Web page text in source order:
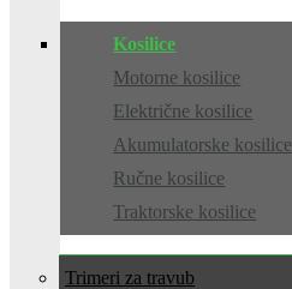
Kosilice
Motorne kosilice
Električne kosilice
Akumulatorske kosilice
Ručne kosilice
Traktorske kosilice
Trimeri za travu